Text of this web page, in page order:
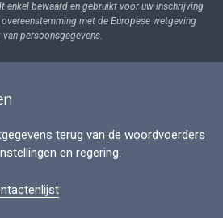
enkel bewaard en gebruikt voor uw inschrijving
met de Europese wetgeving
persoonsgegevens.
terug van de woordvoerders
en regering.